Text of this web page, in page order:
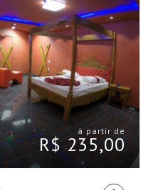
à partir de
R$ 235,00